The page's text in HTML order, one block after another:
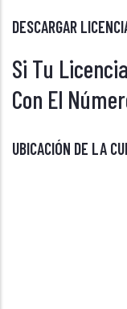
DESCARGAR
Si Tu
Con El
UBICACIÓN DE LA